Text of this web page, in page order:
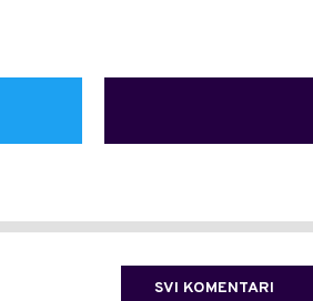
SVI KOMENTARI